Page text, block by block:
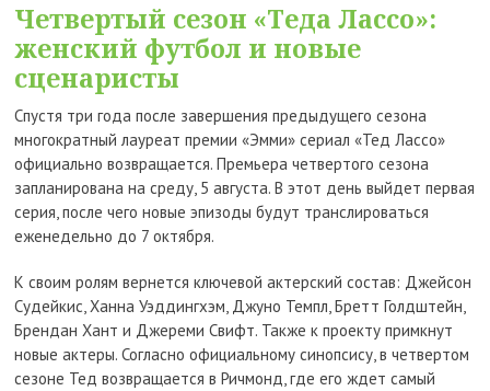
Четвертый сезон «Теда Лассо»:
женский футбол и новые
сценаристы
Спустя три года после завершения предыдущего сезона
многократный лауреат премии «Эмми» сериал «Тед Лассо»
официально возвращается. Премьера четвертого сезона
запланирована на среду, 5 августа. В этот день выйдет первая
серия, после чего новые эпизоды будут транслироваться
еженедельно до 7 октября.
К своим ролям вернется ключевой актерский состав: Джейсон
Судейкис, Ханна Уэддингхэм, Джуно Темпл, Бретт Голдштейн,
Брендан Хант и Джереми Свифт. Также к проекту примкнут
новые актеры. Согласно официальному синопсису, в четвертом
сезоне Тед возвращается в Ричмонд, где его ждет самый